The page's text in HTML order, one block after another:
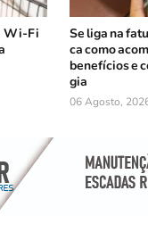
Wi-Fi
Se liga na
ca como
benefícios e
gia
06 Agosto,